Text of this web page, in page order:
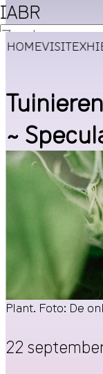
IABR
HOMEVISIT
~
Plant. Foto: De
22